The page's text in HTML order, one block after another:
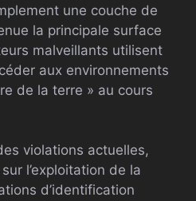
une couche de
la principale surface
malveillants utilisent
aux environnements
de la terre » au cours
violations actuelles,
l’exploitation de la
d’identification